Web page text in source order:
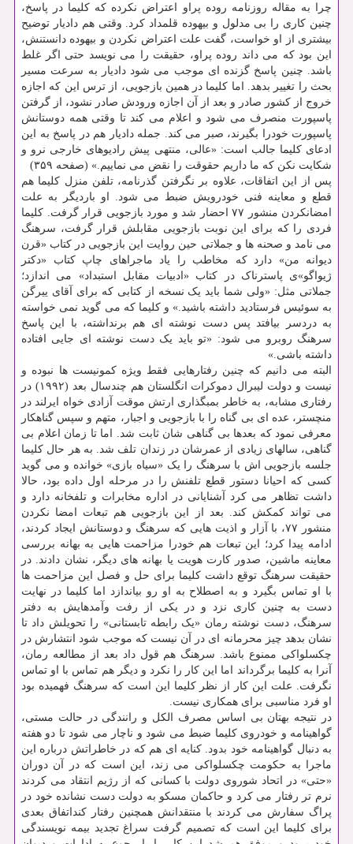
چرا به مقاله روزنامه روده پراو اعتراض نکرده که کلیما در پاسخ،
چنین کاری را بی مدلول و بیهوده قلمداد کرد. وقتی هم دادیار توضیح
بیشتری از او خواست، گفت علت اعتراض نکردن و بیهوده دانستنش،
این بود که می داند روده پراو، حقیقت را می نویسد حتی اگر غلط
باشد. چنین پاسخ گزنده ای موجب می شود دادیار به سرعت مسیر
بحث را تغییر بدهد. اما کلیما در همین بازجویی، از ترس این که اجازه
خروج از کشور صادر و بعد از آن اجازه ورودش صادر نشود، از گرفتن
پاسپورت منصرف می شود و اعلام می کند تا وقتی همه دوستانش
پاسپورت خودرا بگیرند، صبر می کند. جمله دادیار هم در پاسخ به این
ادعای کلیما جالب است: «عالی، منتهی پیش رادیوهای خارجی نرو و
شکایت نکن که ما داریم حقوقت را نقض می نماییم.» (صفحه ۳۵۹)
پس از این اتفاقات، علاوه بر نگرفتن گذرنامه، تلفن منزل کلیما هم
قطع و معاینه فنی خودرویش ضبط می شود. او باردیگر به علت
امضانکردن منشور ۷۷ احضار شد و مورد بازجویی قرار گرفت. کلیما
فردی را که برای این نوبت بازجویی مقابلش قرار گرفت، سرهنگ
می نامد و صحنه ها و جملاتی حین روایت این بازجویی در کتاب «قرن
دیوانه من» دارد که مخاطب را یاد ماجراهای چاپ کتاب «دکتر
ژیواگو»ی پاسترناک در کتاب «ادبیات مقابل استبداد» می اندازد؛
جملاتی مثل: «ولی شما باید یک نسخه از کتابی که برای آقای ییرگن
به سوئیس فرستادید داشته باشید.» و کلیما که می گوید نمی خواسته
به دردسر بیافتد پس دست نوشته ای هم برنداشته، با این پاسخ
سرهنگ روبرو می شود: «تو باید یک دست نوشته ای جایی افتاده
داشته باشی.»
البته می دانیم که چنین رفتارهایی فقط ویژه کمونیست ها نبوده و
نیست و دولت لیبرال دموکرات انگلستان هم چندسال بعد (۱۹۹۲) در
رفتاری مشابه، به خاطر بمبگذاری ارتش موقت آزادی خواه ایرلند در
منچستر، عده ای بی گناه را با بازجویی و اجبار، متهم و سپس گناهکار
معرفی نمود که بعدها بی گناهی شان ثابت شد. اما تا زمان اعلام بی
گناهی، سالهای زیادی از عمرشان در زندان تلف شد. به هر حال کلیما
جلسه بازجویی اش با سرهنگ را یک «سیاه بازی» خوانده و می گوید
کسی که احیانا دستور قطع تلفنش را در مرحله اول داده بود، حالا
داشت تظاهر می کرد آشنایانی در اداره مخابرات و تلفخانه دارد و
می تواند کمکش کند. بعد از این بازجویی هم تبعات امضا نکردن
منشور ۷۷، با آزار و اذیت هایی که سرهنگ و دوستانش ایجاد کردند،
ادامه پیدا کرد؛ این تبعات هم خودرا مزاحمت هایی به بهانه بررسی
معاینه ماشین، صدور کارت هویت یا بهانه های دیگر، نشان دادند. در
حقیقت سرهنگ توقع داشت کلیما برای حل و فصل این مزاحمت ها
با او تماس بگیرد و به اصطلاح به او رو بیاندازد اما کلیما در نهایت
دست به چنین کاری نزد و در یکی از رفت وآمدهایش به دفتر
سرهنگ، دست نوشته رمان «یک رابطه تابستانی» را تحویلش داد تا
نشان بدهد چیز محرمانه ای در آن نیست که موجب شود انتشارش در
چکسلواکی ممنوع باشد. سرهنگ هم قول داد بعد از مطالعه رمان،
آنرا به کلیما برگرداند اما این کار را نکرد و دیگر هم تماس با او تماس
نگرفت. علت این کار از نظر کلیما این است که سرهنگ فهمیده بود
او فرد مناسبی برای همکاری نیست.
در نتیجه بهتان بی اساس مصرف الکل و رانندگی در حالت مستی،
گواهینامه و خودروی کلیما ضبط می شود و ناچار می شود تا دو هفته
به دنبال گواهینامه خود بدود. کنایه ای هم که در خاطراتش درباره این
ماجرا به حکومت چکسلواکی می زند، این است که در آن دوران
«حتی» در اتحاد شوروی دولت با کسانی که از رژیم انتقاد می کردند
نرم تر رفتار می کرد و حاکمان مسکو به دولت دست نشانده خود در
پراگ سفارش می کردند با منتقدانش همچنین رفتار کنداتفاق بعدی
برای کلیما این است که تصمیم گرفت سراغ تجدید بیمه نویسندگی